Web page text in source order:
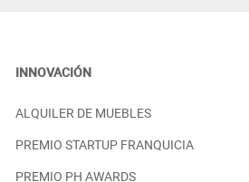
PUERTAS Y CAJONES SALÓN
PRECIO DESDE:
INNOVACIÓN
ALQUILER DE MUEBLES
PREMIO STARTUP FRANQUICIA
PREMIO PH AWARDS